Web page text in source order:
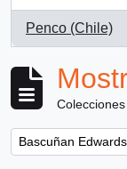
Penco (Chile)
, 1 resultados
Colecciones
Remove filter:
Bascuñan